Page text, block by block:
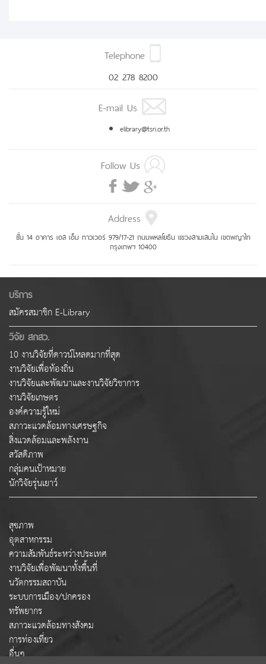
Telephone
02 278 8200
E-mail Us
elibrary@tsri.or.th
Follow Us
Address
ชั้น 14 อาคาร เอส เอ็ม ทาวเวอร์ 979/17-21 ถนนพหลโยธิน แขวงสามเสนใน เขตพญาไท
กรุงเทพฯ 10400
บริการ
สมัครสมาชิก E-Library
วิจัย สกสว.
10 งานวิจัยที่ดาวน์โหลดมากที่สุด
งานวิจัยเพื่อท้องถิ่น
งานวิจัยและพัฒนาและงานวิจัยวิชาการ
งานวิจัยเกษตร
องค์ความรู้ใหม่
สภาวะแวดล้อมทางเศรษฐกิจ
สิ่งแวดล้อมและพลังงาน
สวัสดิภาพ
กลุ่มคนเป้าหมาย
นักวิจัยรุ่นเยาว์
สุขภาพ
อุตสาหกรรม
ความสัมพันธ์ระหว่างประเทศ
งานวิจัยเพื่อพัฒนาทั้งพื้นที่
นวัตกรรมสถาบัน
ระบบการเมือง/ปกครอง
ทรัพยากร
สภาวะแวดล้อมทางสังคม
การท่องเที่ยว
อื่นๆ